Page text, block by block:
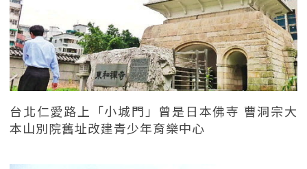
台北仁愛路上「小城門」曾是日本佛寺 曹洞宗大
本山別院舊址改建青少年育樂中心